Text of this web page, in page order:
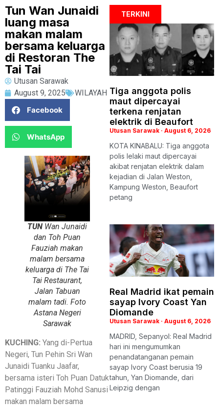
Tun Wan Junaidi
luang masa
makan malam
bersama keluarga
di Restoran The
Tai Tai
Utusan Sarawak
August 9, 2025
WILAYAH
Facebook
WhatsApp
TUN Wan Junaidi
dan Toh Puan
Fauziah makan
malam bersama
keluarga di The Tai
Tai Restaurant,
Jalan Tabuan
malam tadi. Foto
Astana Negeri
Sarawak
KUCHING: Yang di-Pertua
Negeri, Tun Pehin Sri Wan
Junaidi Tuanku Jaafar,
bersama isteri Toh Puan Datuk
Patinggi Fauziah Mohd Sanusi
makan malam bersama
TERKINI
Tiga anggota polis
maut dipercayai
terkena renjatan
elektrik di Beaufort
Utusan Sarawak August 6, 2026
KOTA KINABALU: Tiga anggota
polis lelaki maut dipercayai
akibat renjatan elektrik dalam
kejadian di Jalan Weston,
Kampung Weston, Beaufort
petang
Real Madrid ikat pemain
sayap Ivory Coast Yan
Diomande
Utusan Sarawak August 6, 2026
MADRID, Sepanyol: Real Madrid
hari ini mengumumkan
penandatanganan pemain
sayap Ivory Coast berusia 19
tahun, Yan Diomande, dari
Leipzig dengan